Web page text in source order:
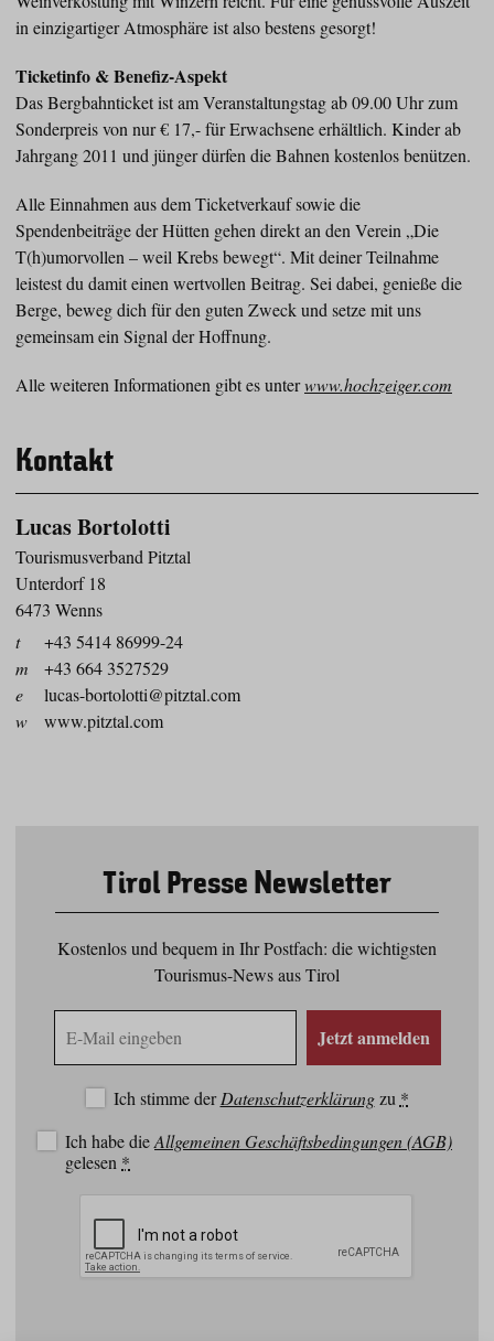
in einzigartiger Atmosphäre ist also bestens gesorgt!
Ticketinfo & Benefiz-Aspekt
Das Bergbahnticket ist am Veranstaltungstag ab 09.00 Uhr zum
Sonderpreis von nur € 17,- für Erwachsene erhältlich. Kinder ab
Jahrgang 2011 und jünger dürfen die Bahnen kostenlos benützen.
Alle Einnahmen aus dem Ticketverkauf sowie die
Spendenbeiträge der Hütten gehen direkt an den Verein „Die
T(h)umorvollen – weil Krebs bewegt“. Mit deiner Teilnahme
leistest du damit einen wertvollen Beitrag. Sei dabei, genieße die
Berge, beweg dich für den guten Zweck und setze mit uns
gemeinsam ein Signal der Hoffnung.
Alle weiteren Informationen gibt es unterwww.hochzeiger.com
Kontakt
Lucas Bortolotti
Tourismusverband Pitztal
Unterdorf 18
6473 Wenns
t
+43 5414 86999-24
m
+43 664 3527529
e
lucas-bortolotti@pitztal.com
w
www.pitztal.com
Tirol Presse Newsletter
Kostenlos und bequem in Ihr Postfach: die wichtigsten
Tourismus-News aus Tirol
Mail
Jetzt anmelden
Ich stimme derDatenschutzerklärungzu *
Ich habe dieAllgemeinen Geschäftsbedingungen (AGB)
gelesen *